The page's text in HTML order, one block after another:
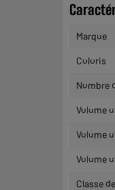
Marque
Coloris
Nombre
Volume
Volume
Volume
Classe